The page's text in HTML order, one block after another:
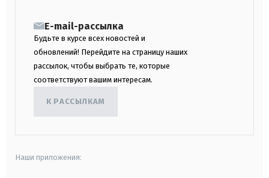
E-mail-рассылка
Будьте в курсе всех новостей и
обновлений! Перейдите на страницу наших
рассылок, чтобы выбрать те, которые
соответствуют вашим интересам.
К РАССЫЛКАМ
Наши приложения: